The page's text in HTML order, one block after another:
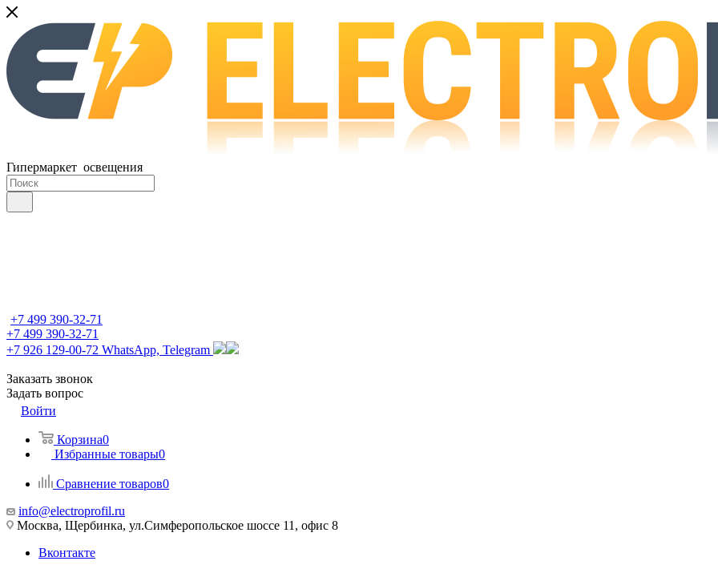
Гипермаркет освещения
+7 499 390-32-71
+7 499 390-32-71
+7 926 129-00-72 WhatsApp, Telegram
Заказать звонок
Задать вопрос
Войти
Корзина0
Избранные товары0
Сравнение товаров0
info@electroprofil.ru
Москва, Щербинка, ул.Симферопольское шоссе 11, офис 8
Вконтакте